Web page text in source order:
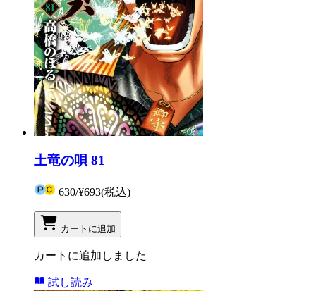
土竜の唄 81
630/¥693(税込)
カートに追加
カートに追加しました
試し読み